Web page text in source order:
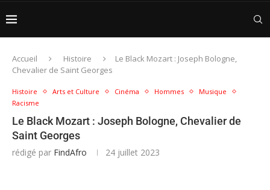
Accueil Histoire
Le Black Mozart : Joseph Bologne,
Chevalier de Saint Georges
Histoire Arts et Culture Cinéma Hommes
Musique
Racisme
Le Black Mozart : Joseph Bologne, Chevalier de
Saint Georges
rédigé par FindAfro 24 juillet 2023